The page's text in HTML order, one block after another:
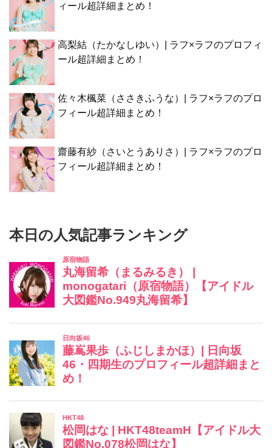
ィール超詳細まとめ！
高梨結（たかなしゆい）| ラフ×ラフのプロフィ
ール超詳細まとめ！
佐々木楓菜（ささきふうな）| ラフ×ラフのプロ
フィール超詳細まとめ！
齋藤有紗（さいとうありさ）| ラフ×ラフのプロ
フィール超詳細まとめ！
本日の人気記事ランキング